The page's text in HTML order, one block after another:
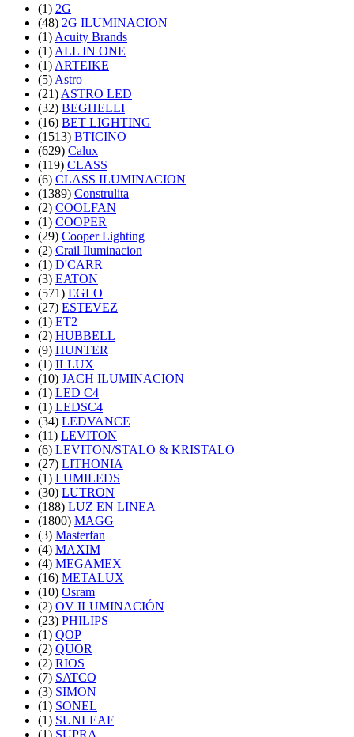
(1) 2G
(48) 2G ILUMINACION
(1) Acuity Brands
(1) ALL IN ONE
(1) ARTEIKE
(5) Astro
(21) ASTRO LED
(32) BEGHELLI
(16) BET LIGHTING
(1513) BTICINO
(629) Calux
(119) CLASS
(6) CLASS ILUMINACION
(1389) Construlita
(2) COOLFAN
(1) COOPER
(29) Cooper Lighting
(2) Crail Iluminacion
(1) D'CARR
(3) EATON
(571) EGLO
(27) ESTEVEZ
(1) ET2
(2) HUBBELL
(9) HUNTER
(1) ILLUX
(10) JACH ILUMINACION
(1) LED C4
(1) LEDSC4
(34) LEDVANCE
(11) LEVITON
(6) LEVITON/STALO & KRISTALO
(27) LITHONIA
(1) LUMILEDS
(30) LUTRON
(188) LUZ EN LINEA
(1800) MAGG
(3) Masterfan
(4) MAXIM
(4) MEGAMEX
(16) METALUX
(10) Osram
(2) OV ILUMINACIÓN
(23) PHILIPS
(1) QOP
(2) QUOR
(2) RIOS
(7) SATCO
(3) SIMON
(1) SONEL
(1) SUNLEAF
(1) SUPRA